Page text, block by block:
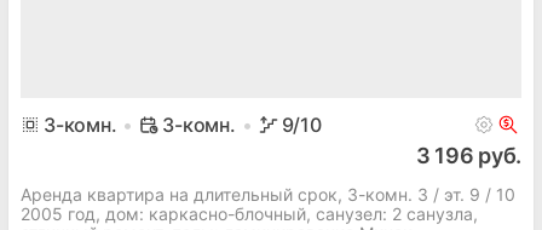
3-комн. 3-комн. 9/10
3 196 руб.
Аренда квартира на длительный срок, 3-комн. 3 / эт. 9 / 10
2005 год, дом: каркасно-блочный, cанузел: 2 санузла,